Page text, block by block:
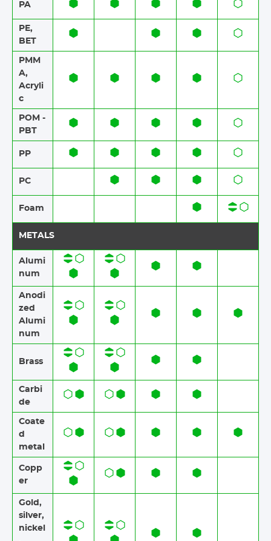
PA
PE,
BET
PMM
A,
Acryli
c
POM -
PBT
PP
PC
Foam​​
METALS
Alumi
num
Anodi
zed
Alumi
num​​
Brass​​
Carbi
de
Coate
d
metal
Copp
er
Gold,
silver,
nickel